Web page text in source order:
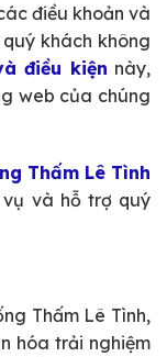
điều khoản và
khách không
điều kiện này,
web của chúng
Thấm Lê Tình
vụ và hỗ trợ quý
Thấm Lê Tình,
hóa trải nghiệm